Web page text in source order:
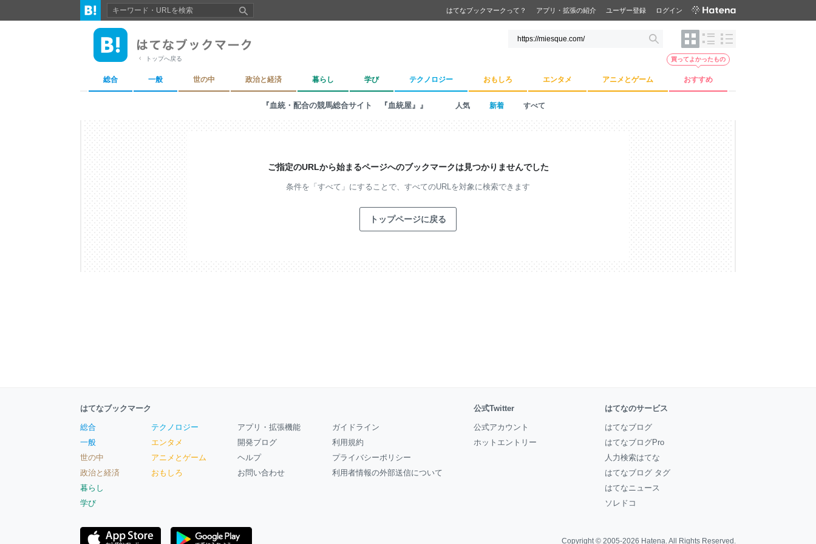
はてなブックマークって？ アプリ・拡張の紹介 ユーザー登録 ログイン
トップへ戻る
総合 一般 世の中 政治と経済 暮らし 学び テクノロジー おもしろ エンタメ アニメとゲーム おすすめ
買ってよかったもの
『血統・配合の競馬総合サイト 『血統屋』』 人気 新着 すべて
ご指定のURLから始まるページへのブックマークは見つかりませんでした
条件を「すべて」にすることで、 すべてのURLを対象に検索できます
トップページに戻る
はてなブックマーク
総合
一般
世の中
政治と経済
暮らし
学び
テクノロジー
エンタメ
アニメとゲーム
おもしろ
アプリ・拡張機能
開発ブログ
ヘルプ
お問い合わせ
ガイドライン
利用規約
プライバシーポリシー
利用者情報の外部送信について
公式Twitter
公式アカウント
ホットエントリー
はてなのサービス
はてなブログ
はてなブログPro
人力検索はてな
はてなブログ タグ
はてなニュース
ソレドコ
Copyright © 2005-2026 Hatena. All Rights Reserved.